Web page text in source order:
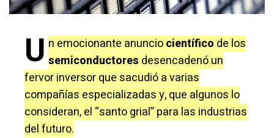
U n emocionante anunciocientífico de los
semiconductores desencadenó un
fervor inversor que sacudió a varias
compañías especializadas y, que algunos lo
consideran, el “santo grial” para las industrias
del futuro.